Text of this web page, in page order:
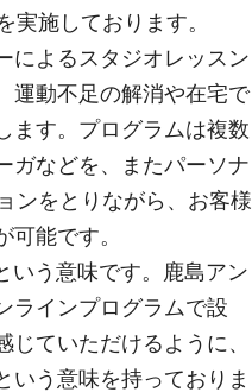
施しております。
によるスタジオレッスン
運動不足の解消や在宅で
ます。プログラムは複数
ガなどを、またパーソナ
ンをとりながら、お客様
能です。
いう意味です。鹿島アン
ラインプログラムで設
ていただけるように、
いう意味を持っておりま